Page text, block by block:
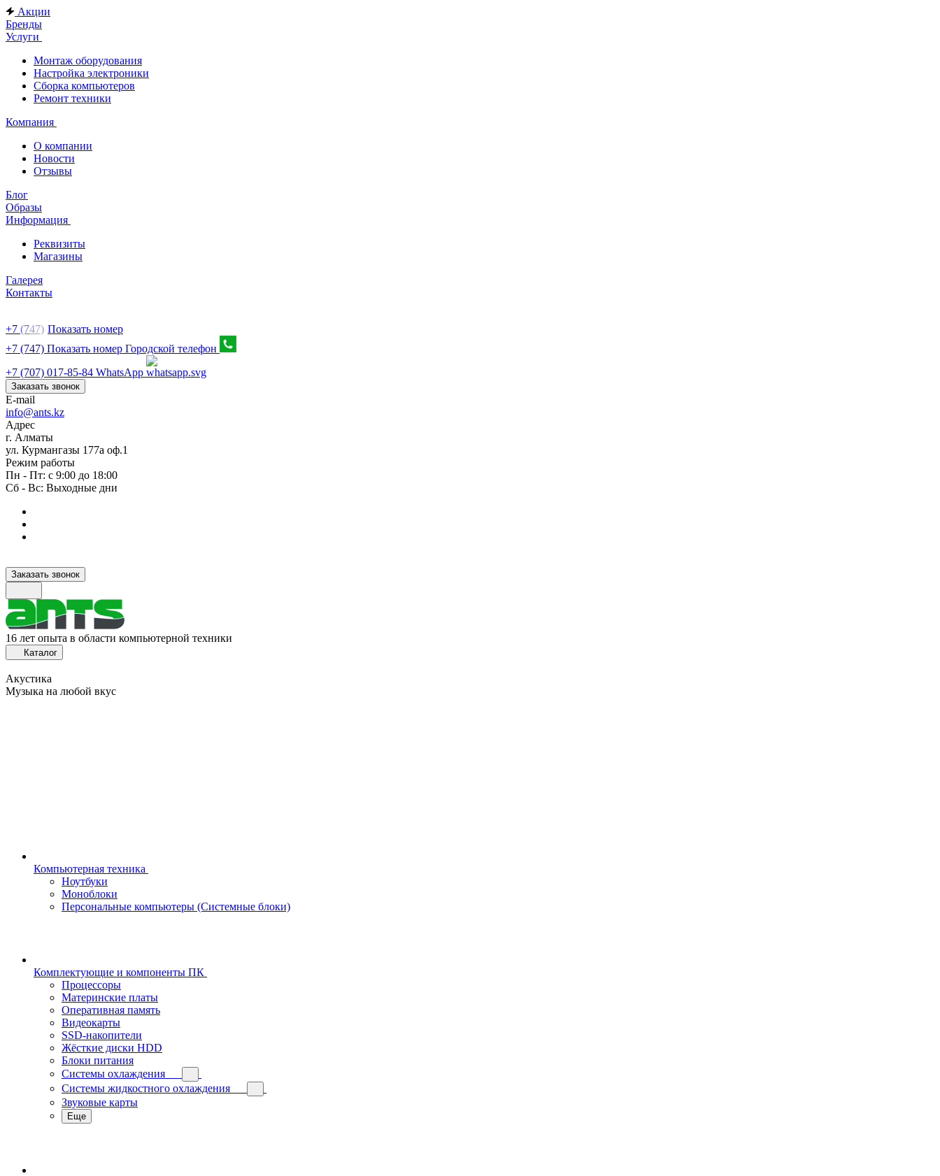
Акции
Бренды
Услуги
Монтаж оборудования
Настройка электроники
Сборка компьютеров
Ремонт техники
Компания
О компании
Новости
Отзывы
Блог
Образы
Информация
Реквизиты
Магазины
Галерея
Контакты
+7 (747) Показать номер
+7 (747) Показать номер Городской телефон
+7 (707) 017-85-84 WhatsApp
Заказать звонок
E-mail
info@ants.kz
Адрес
г. Алматы
ул. Курмангазы 177а оф.1
Режим работы
Пн - Пт: с 9:00 до 18:00
Сб - Вс: Выходные дни
Заказать звонок
16 лет опыта в области компьютерной техники
Каталог
Акустика
Музыка на любой вкус
Компьютерная техника
Ноутбуки
Моноблоки
Персональные компьютеры (Системные блоки)
Комплектующие и компоненты ПК
Процессоры
Материнские платы
Оперативная память
Видеокарты
SSD-накопители
Жёсткие диски HDD
Блоки питания
Системы охлаждения
Системы жидкостного охлаждения
Звуковые карты
Еще